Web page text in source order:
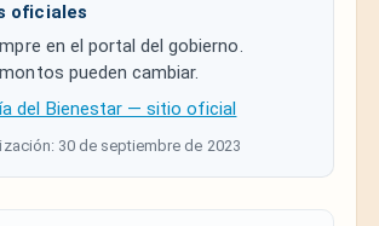
oficiales
en el portal del gobierno.
pueden cambiar.
del Bienestar — sitio oficial
30 de septiembre de 2023